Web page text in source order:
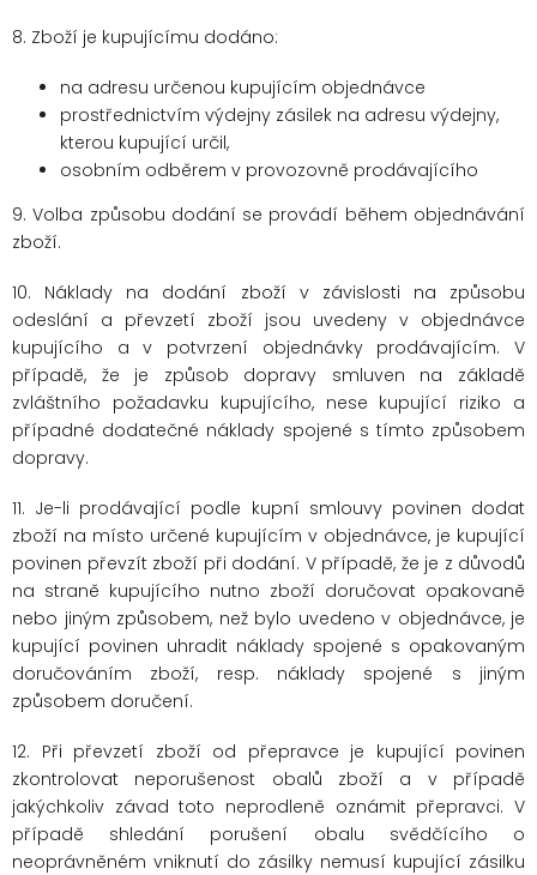
8. Zboží je kupujícímu dodáno:
na adresu určenou kupujícím objednávce
prostřednictvím výdejny zásilek na adresu výdejny,
kterou kupující určil,
osobním odběrem v provozovně prodávajícího
9.Volba způsobu dodání se provádí během objednávání
zboží.
10. Náklady na dodání zboží v závislosti na způsobu
odeslání a převzetí zboží jsou uvedeny v objednávce
kupujícího a v potvrzení objednávky prodávajícím. V
případě, že je způsob dopravy smluven na základě
zvláštního požadavku kupujícího, nese kupující riziko a
případné dodatečné náklady spojené s tímto způsobem
dopravy.
11. Je-li prodávající podle kupní smlouvy povinen dodat
zboží na místo určené kupujícím v objednávce, je kupující
povinen převzít zboží při dodání. V případě, že je z důvodů
na straně kupujícího nutno zboží doručovat opakovaně
nebo jiným způsobem, než bylo uvedeno v objednávce, je
kupující povinen uhradit náklady spojené s opakovaným
doručováním zboží, resp. náklady spojené s jiným
způsobem doručení.
12. Při převzetí zboží od přepravce je kupující povinen
zkontrolovat neporušenost obalů zboží a v případě
jakýchkoliv závad toto neprodleně oznámit přepravci. V
případě shledání porušení obalu svědčícího o
neoprávněném vniknutí do zásilky nemusí kupující zásilku